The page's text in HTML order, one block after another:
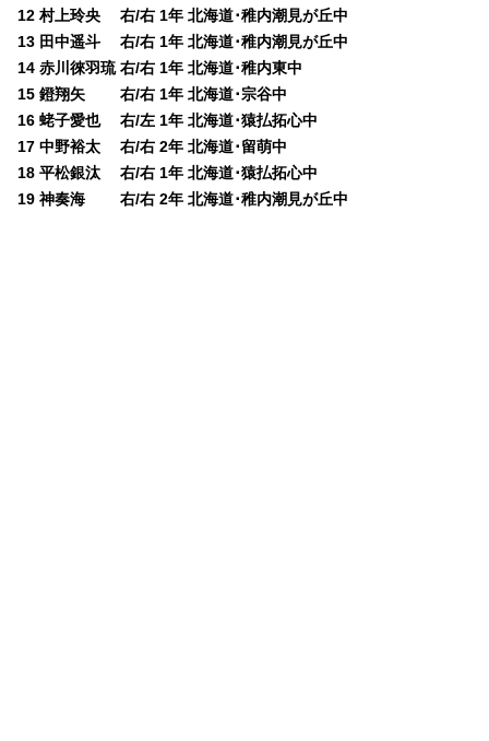
12 村上玲央 右/右 1年 北海道･稚内潮見が丘中
13 田中遥斗 右/右 1年 北海道･稚内潮見が丘中
14 赤川徠羽琉 右/右 1年 北海道･稚内東中
15 鐙翔矢 右/右 1年 北海道･宗谷中
16 蛯子愛也 右/左 1年 北海道･猿払拓心中
17 中野裕太 右/右 2年 北海道･留萌中
18 平松銀汰 右/右 1年 北海道･猿払拓心中
19 神奏海 右/右 2年 北海道･稚内潮見が丘中